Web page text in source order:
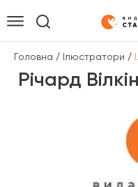
Головна / Ілюстратори /
Річард